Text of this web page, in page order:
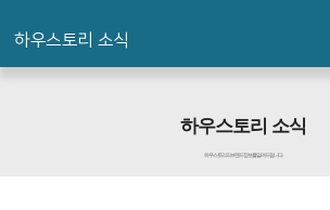
하우스토리 소식
하우스토리 소식
하우스토리의 브랜드 정보를 알려드립니다.